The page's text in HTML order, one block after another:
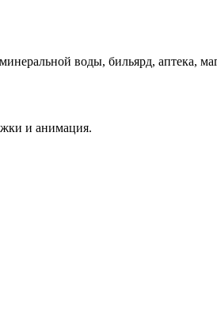
воды, бильярд, аптека,
и анимация.